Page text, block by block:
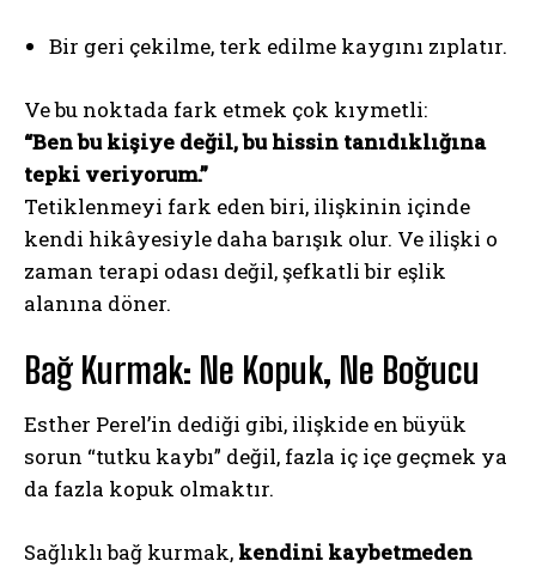
Bir geri çekilme, terk edilme kaygını zıplatır.
Ve bu noktada fark etmek çok kıymetli:
“Ben bu kişiye değil, bu hissin tanıdıklığına
tepki veriyorum.”
Tetiklenmeyi fark eden biri, ilişkinin içinde
kendi hikâyesiyle daha barışık olur. Ve ilişki o
zaman terapi odası değil, şefkatli bir eşlik
alanına döner.
Bağ Kurmak: Ne Kopuk, Ne Boğucu
Esther Perel’in dediği gibi, ilişkide en büyük
sorun “tutku kaybı” değil, fazla iç içe geçmek ya
da fazla kopuk olmaktır.
Sağlıklı bağ kurmak, kendini kaybetmeden